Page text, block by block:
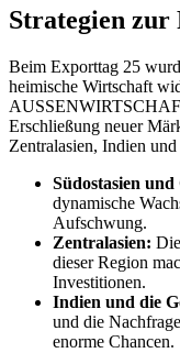
Strategien
Beim Exporttag 25
heimische Wirtschaft
Erschließung neuer
Zentralasien, Indien
Südostasien und
dynamische
Aufschwung.
Zentralasien:
dieser Region
Investitionen.
Indien und die
und die
enorme Chancen.